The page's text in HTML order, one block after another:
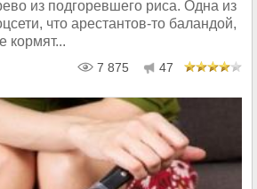
из подгоревшего риса. Одна из
что арестантов-то баландой,
кормят...
7 875 47